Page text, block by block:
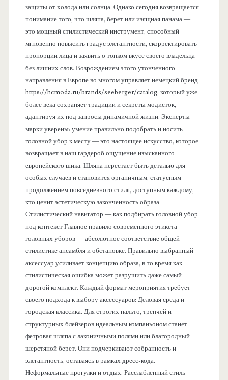
защиты от холода или солнца. Однако сегодня возвращается
понимание того, что шляпа, берет или изящная панама —
это мощный стилистический инструмент, способный
мгновенно повысить градус элегантности, скорректировать
пропорции лица и заявить о тонком вкусе своего владельца
без лишних слов. Возрождением этого утонченного
направления в Европе во многом управляет немецкий бренд
https://hcmoda.ru/brands/seeberger/catalog, который уже
более века сохраняет традиции и секреты модисток,
адаптируя их под запросы динамичной жизни. Эксперты
марки уверены: умение правильно подобрать и носить
головной убор к месту — это настоящее искусство, которое
возвращает в наш гардероб ощущение изысканного
европейского шика. Шляпа перестает быть деталью для
особых случаев и становится органичным, статусным
продолжением повседневного стиля, доступным каждому,
кто ценит эстетическую законченность образа.
Стилистический навигатор — как подбирать головной убор
под контекст Главное правило современного этикета
головных уборов — абсолютное соответствие общей
стилистике ансамбля и обстановке. Правильно выбранный
аксессуар усиливает концепцию образа, в то время как
стилистическая ошибка может разрушить даже самый
дорогой комплект. Каждый формат мероприятия требует
своего подхода к выбору аксессуаров: Деловая среда и
городская классика. Для строгих пальто, тренчей и
структурных блейзеров идеальным компаньоном станет
фетровая шляпа с лаконичными полями или благородный
шерстяной берет. Они подчеркивают собранность и
элегантность, оставаясь в рамках дресс-кода.
Неформальные прогулки и отдых. Расслабленный стиль